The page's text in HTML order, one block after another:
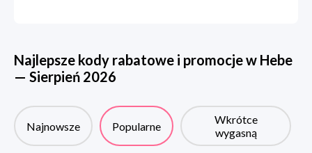
Najlepsze kody rabatowe i promocje w Hebe
— Sierpień 2026
Najnowsze Popularne
Wkrótce
wygasną